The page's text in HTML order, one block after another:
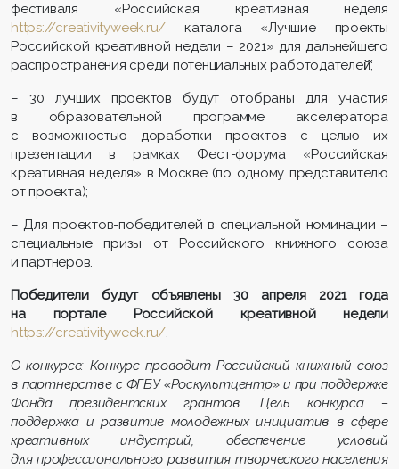
фестиваля «Российская креативная неделя
https://creativityweek.ru/ каталога «Лучшие проекты
Российской креативной недели – 2021» для дальнейшего
распространения среди потенциальных работодателей̆;
– 30 лучших проектов будут отобраны для участия
в образовательной программе акселератора
с возможностью доработки проектов с целью их
презентации в рамках Фест-форума «Российская
креативная неделя» в Москве (по одному представителю
от проекта);
– Для проектов-победителей в специальной номинации –
специальные призы от Российского книжного союза
и партнеров.
Победители будут объявлены 30 апреля 2021 года
на портале Российской креативной недели
https://creativityweek.ru/.
О конкурсе: Конкурс проводит Российский книжный союз
в партнерстве с ФГБУ «Роскультцентр» и при поддержке
Фонда президентских грантов. Цель конкурса –
поддержка и развитие молодежных инициатив в сфере
креативных индустрий, обеспечение условий
для профессионального развития творческого населения